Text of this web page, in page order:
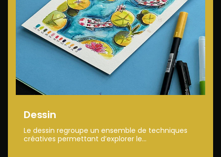
Dessin
Le dessin regroupe un ensemble de techniques
créatives permettant d’explorer le...